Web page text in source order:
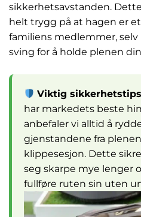
sikkerhetsavstanden.
helt trygg på at hagen er
familiens medlemmer,
sving for å holde plenen
Viktig
har markedets beste
anbefaler vi alltid å
gjenstandene fra
klippesesjon. Dette
seg skarpe mye lenger
fullføre ruten sin uten